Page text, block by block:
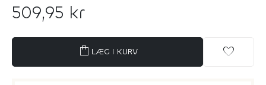
509,95 kr
shopping_bag LÆG I KURV favorite